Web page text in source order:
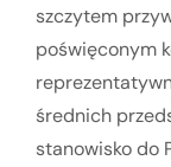
szczytem
poświęconym
średnich
stanowisko do